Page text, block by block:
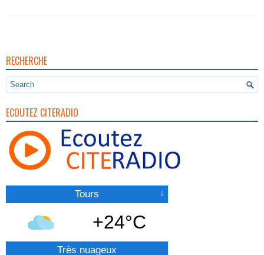
RECHERCHE
ECOUTEZ CITERADIO
Tours
+24°C
Très nuageux